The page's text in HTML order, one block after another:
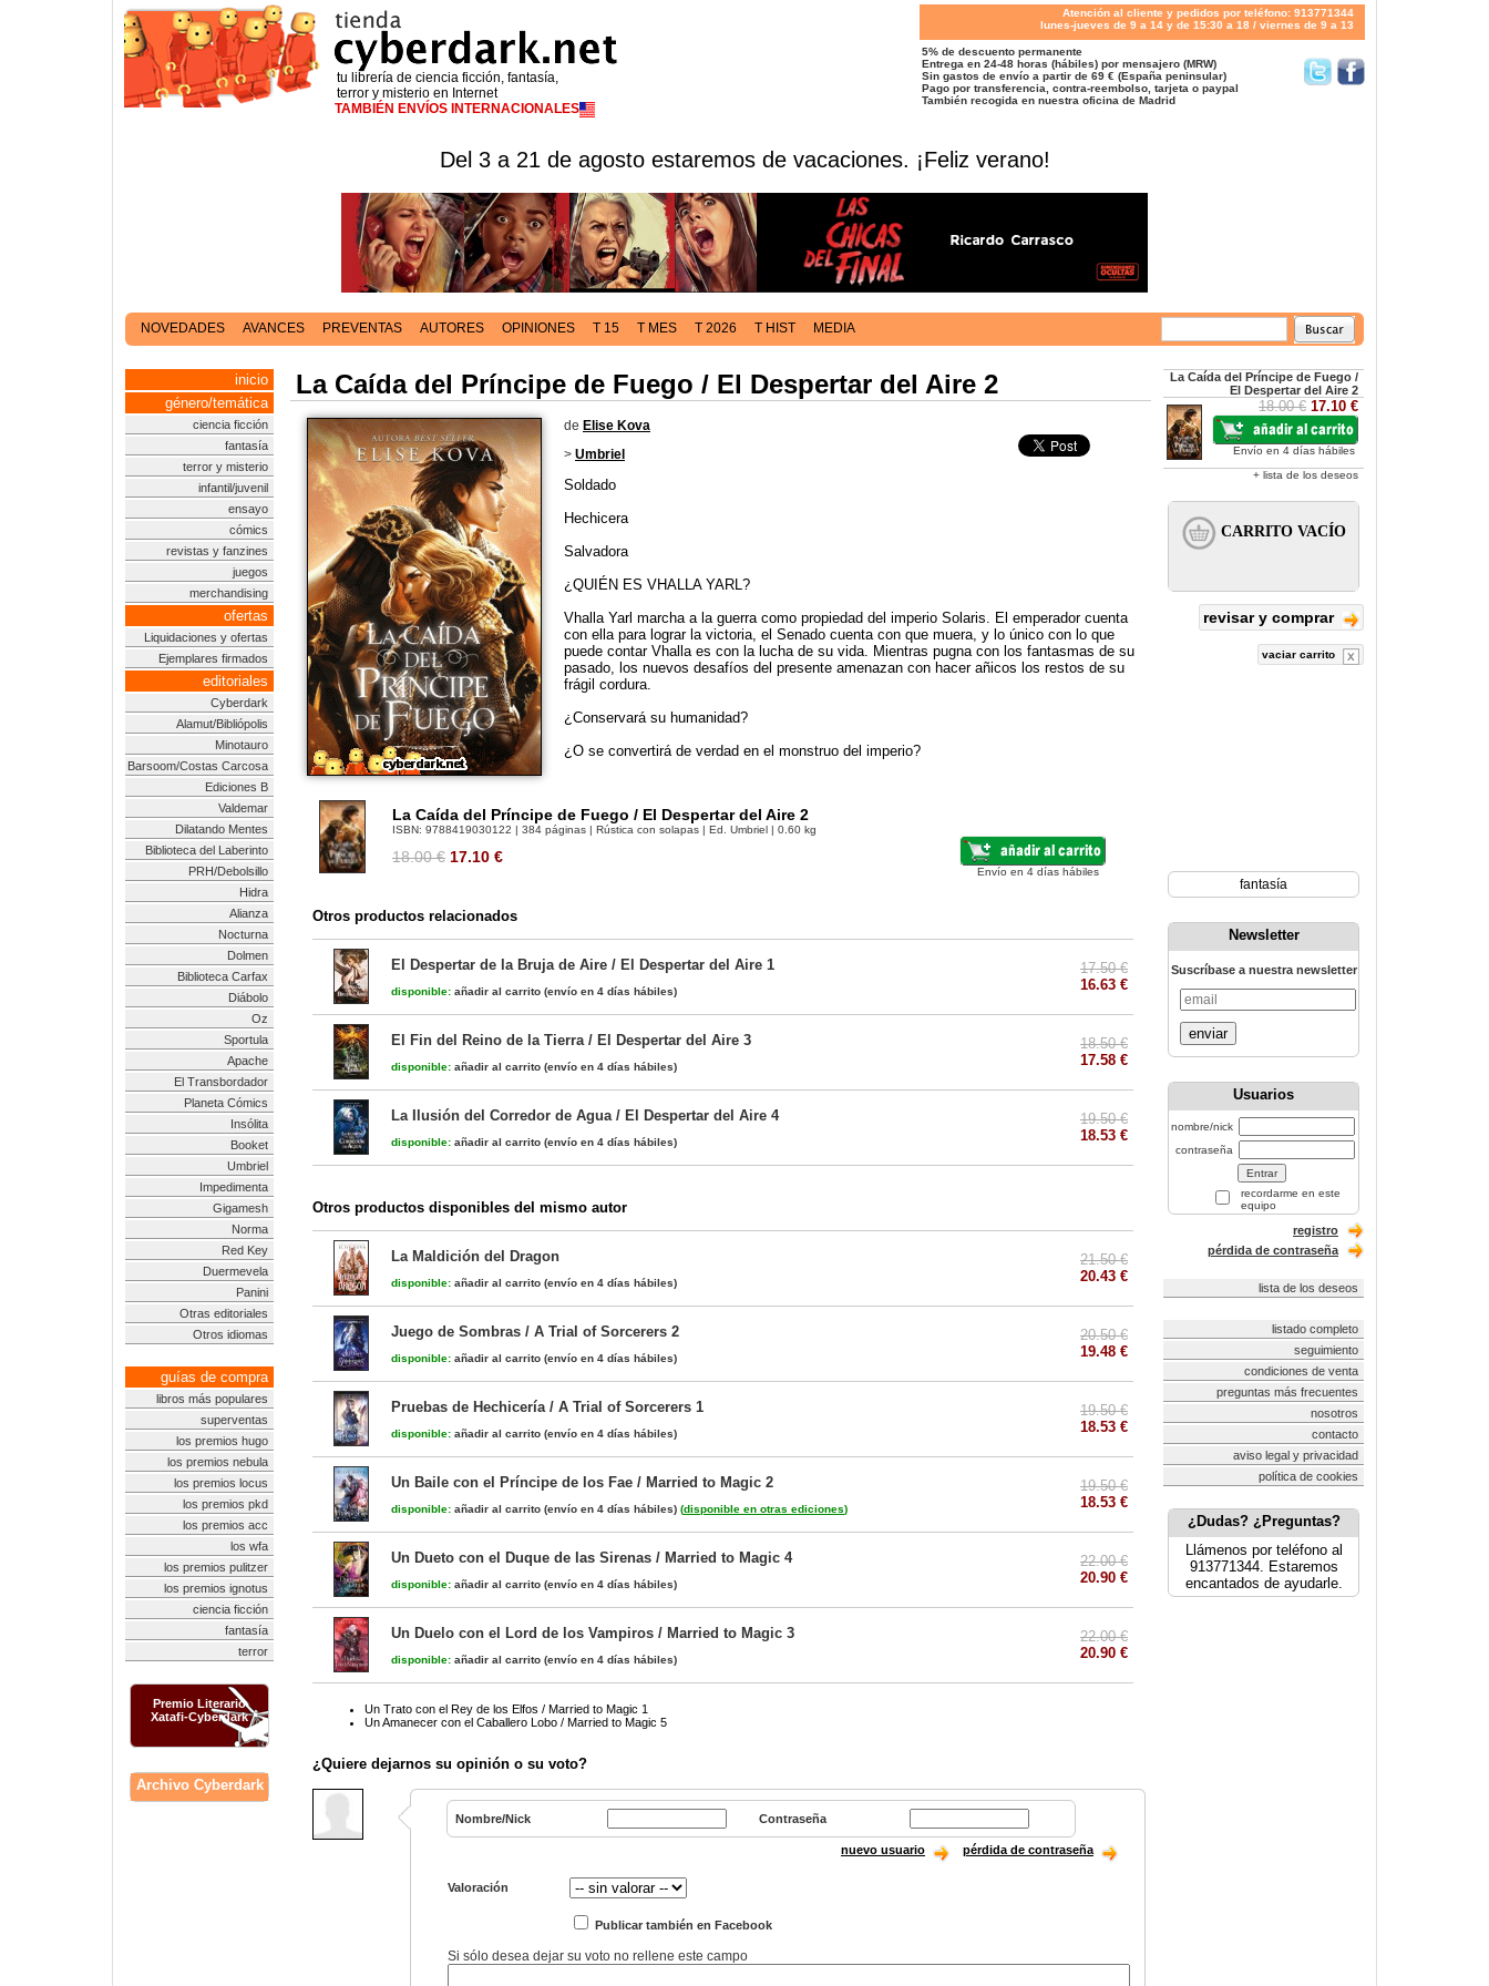
tu librería de ciencia ficción, fantasía,
terror y misterio en Internet
TAMBIÉN ENVÍOS INTERNACIONALES
Atención al cliente y pedidos por teléfono: 913771344
lunes-jueves de 9 a 14 y de 15:30 a 18 / viernes de 9 a 13
5% de descuento permanente
Entrega en 24-48 horas (hábiles) por mensajero (MRW)
Sin gastos de envío a partir de 69 € (España peninsular)
Pago por transferencia, contra-reembolso, tarjeta o paypal
También recogida en nuestra oficina de Madrid
Del 3 a 21 de agosto estaremos de vacaciones. ¡Feliz verano!
NOVEDADES AVANCES PREVENTAS AUTORES OPINIONES T 15 T MES T 2026 T HIST MEDIA
inicio
género/temática
ciencia ficción
fantasía
terror y misterio
infantil/juvenil
ensayo
cómics
revistas y fanzines
juegos
merchandising
ofertas
Liquidaciones y ofertas
Ejemplares firmados
editoriales
Cyberdark
Alamut/Bibliópolis
Minotauro
Barsoom/Costas Carcosa
Ediciones B
Valdemar
Dilatando Mentes
Biblioteca del Laberinto
PRH/Debolsillo
Hidra
Alianza
Nocturna
Dolmen
Biblioteca Carfax
Diábolo
Oz
Sportula
Apache
El Transbordador
Planeta Cómics
Insólita
Booket
Umbriel
Impedimenta
Gigamesh
Norma
Red Key
Duermevela
Panini
Otras editoriales
Otros idiomas
guías de compra
libros más populares
superventas
los premios hugo
los premios nebula
los premios locus
los premios pkd
los premios acc
los wfa
los premios pulitzer
los premios ignotus
ciencia ficción
fantasía
terror
Premio Literario
Xatafi-Cyberdark
Archivo Cyberdark
La Caída del Príncipe de Fuego / El Despertar del Aire 2
de Elise Kova
> Umbriel
Soldado
Hechicera
Salvadora
¿QUIÉN ES VHALLA YARL?
Vhalla Yarl marcha a la guerra como propiedad del imperio Solaris. El emperador cuenta
con ella para lograr la victoria, el Senado cuenta con que muera, y lo único con lo que
puede contar Vhalla es con la lucha de su vida. Mientras pugna con los fantasmas de su
pasado, los nuevos desafíos del presente amenazan con hacer añicos los restos de su
frágil cordura.
¿Conservará su humanidad?
¿O se convertirá de verdad en el monstruo del imperio?
La Caída del Príncipe de Fuego / El Despertar del Aire 2
ISBN: 9788419030122 | 384 páginas | Rústica con solapas | Ed. Umbriel | 0.60 kg
18.00 € 17.10 €
Envío en 4 días hábiles
Otros productos relacionados
El Despertar de la Bruja de Aire / El Despertar del Aire 1
disponible: añadir al carrito (envío en 4 días hábiles)
17.50 €
16.63 €
El Fin del Reino de la Tierra / El Despertar del Aire 3
disponible: añadir al carrito (envío en 4 días hábiles)
18.50 €
17.58 €
La Ilusión del Corredor de Agua / El Despertar del Aire 4
disponible: añadir al carrito (envío en 4 días hábiles)
19.50 €
18.53 €
Otros productos disponibles del mismo autor
La Maldición del Dragon
disponible: añadir al carrito (envío en 4 días hábiles)
21.50 €
20.43 €
Juego de Sombras / A Trial of Sorcerers 2
disponible: añadir al carrito (envío en 4 días hábiles)
20.50 €
19.48 €
Pruebas de Hechicería / A Trial of Sorcerers 1
disponible: añadir al carrito (envío en 4 días hábiles)
19.50 €
18.53 €
Un Baile con el Príncipe de los Fae / Married to Magic 2
disponible: añadir al carrito (envío en 4 días hábiles) (disponible en otras ediciones)
19.50 €
18.53 €
Un Dueto con el Duque de las Sirenas / Married to Magic 4
disponible: añadir al carrito (envío en 4 días hábiles)
22.00 €
20.90 €
Un Duelo con el Lord de los Vampiros / Married to Magic 3
disponible: añadir al carrito (envío en 4 días hábiles)
22.00 €
20.90 €
Un Trato con el Rey de los Elfos / Married to Magic 1
Un Amanecer con el Caballero Lobo / Married to Magic 5
¿Quiere dejarnos su opinión o su voto?
Nombre/Nick Contraseña
nuevo usuario pérdida de contraseña
Valoración
Publicar también en Facebook
Si sólo desea dejar su voto no rellene este campo
La Caída del Príncipe de Fuego /
El Despertar del Aire 2
18.00 € 17.10 €
Envío en 4 días hábiles
+ lista de los deseos
revisar y comprar
vaciar carrito
fantasía
Newsletter
Suscríbase a nuestra newsletter
enviar
Usuarios
nombre/nick
contraseña
recordarme en este
equipo
registro
pérdida de contraseña
lista de los deseos
listado completo
seguimiento
condiciones de venta
preguntas más frecuentes
nosotros
contacto
aviso legal y privacidad
política de cookies
¿Dudas? ¿Preguntas?
Llámenos por teléfono al
913771344. Estaremos
encantados de ayudarle.